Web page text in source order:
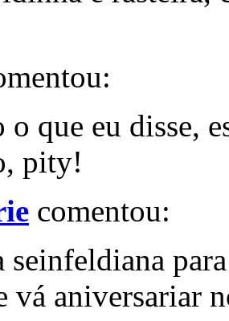
que eu disse,
pity!
comentou:
seinfeldiana
vá aniversariar